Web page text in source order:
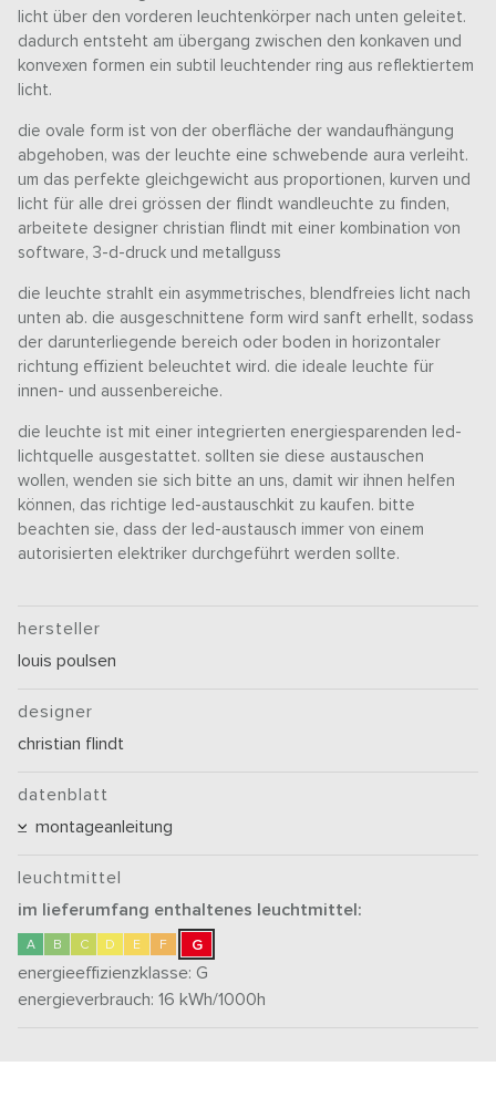
licht über den vorderen leuchtenkörper nach unten geleitet.
dadurch entsteht am übergang zwischen den konkaven und
konvexen formen ein subtil leuchtender ring aus reflektiertem
licht.
die ovale form ist von der oberfläche der wandaufhängung
abgehoben, was der leuchte eine schwebende aura verleiht.
um das perfekte gleichgewicht aus proportionen, kurven und
licht für alle drei grössen der flindt wandleuchte zu finden,
arbeitete designer christian flindt mit einer kombination von
software, 3-d-druck und metallguss
die leuchte strahlt ein asymmetrisches, blendfreies licht nach
unten ab. die ausgeschnittene form wird sanft erhellt, sodass
der darunterliegende bereich oder boden in horizontaler
richtung effizient beleuchtet wird. die ideale leuchte für
innen- und aussenbereiche.
die leuchte ist mit einer integrierten energiesparenden led-
lichtquelle ausgestattet. sollten sie diese austauschen
wollen, wenden sie sich bitte an uns, damit wir ihnen helfen
können, das richtige led-austauschkit zu kaufen. bitte
beachten sie, dass der led-austausch immer von einem
autorisierten elektriker durchgeführt werden sollte.
hersteller
louis poulsen
designer
christian flindt
datenblatt
montageanleitung
leuchtmittel
im lieferumfang enthaltenes leuchtmittel:
A B C D E F G
energieeffizienzklasse:G
energieverbrauch: 16 kWh/1000h